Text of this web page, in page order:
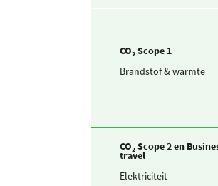
CO₂ Scope 1
Brandstof & warmte
CO₂ Scope 2 en
travel
Elektriciteit